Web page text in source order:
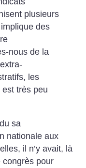
plusieurs
des
nous de la
les
très peu
sa
nationale aux
il n’y avait, là
congrès pour